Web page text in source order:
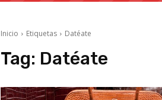
Inicio Etiquetas Datéate
Tag: Datéate